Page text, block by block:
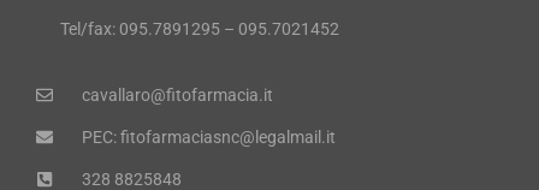
Tel/fax: 095.7891295 – 095.7021452
cavallaro@fitofarmacia.it
PEC: fitofarmaciasnc@legalmail.it
328 8825848